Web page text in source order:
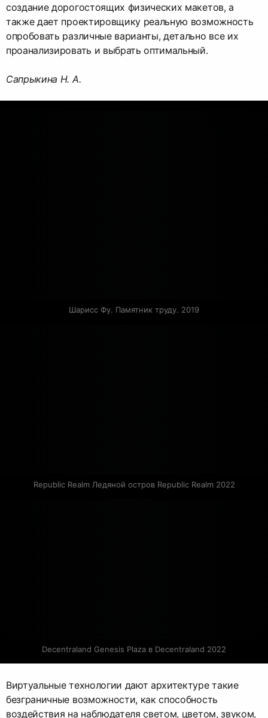
создание дорогостоящих физических макетов, а
также дает проектировщику реальную возможность
опробовать различные варианты, детально все их
проанализировать и выбрать оптимальный.
Сапрыкина Н. А.
Шарисс Фу. Памятник труду. 2019
Republic Realm Ледяной остров Republic Realm 2022
Decentraland Genesis Plaza в Decentraland 2022
Виртуальные технологии дают архитектуре такие
безграничные возможности, как способность
воздействия на наблюдателя светом, цветом, звуком,